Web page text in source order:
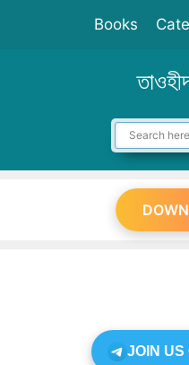
Books
JOIN US